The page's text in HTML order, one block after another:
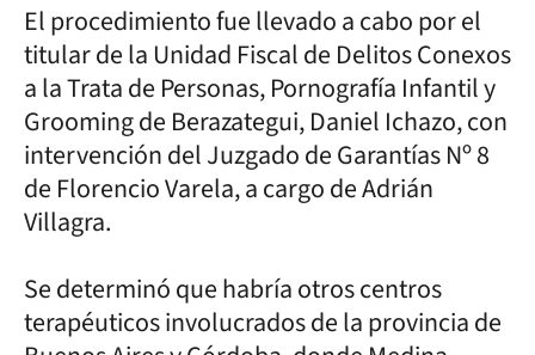
El procedimiento fue llevado a cabo por el
titular de la Unidad Fiscal de Delitos Conexos
a la Trata de Personas, Pornografía Infantil y
Grooming de Berazategui, Daniel Ichazo, con
intervención del Juzgado de Garantías Nº 8
de Florencio Varela, a cargo de Adrián
Villagra.
Se determinó que habría otros centros
terapéuticos involucrados de la provincia de